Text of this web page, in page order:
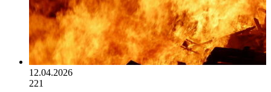
12.04.2026
221